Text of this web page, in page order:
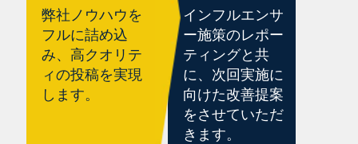
弊社ノウハウを
フルに詰め込
み、高クオリテ
ィの投稿を実現
します。
インフルエンサ
ー施策のレポー
ティングと共
に、次回実施に
向けた改善提案
をさせていただ
きます。